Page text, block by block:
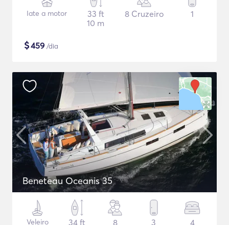
Iate a motor
33 ft
10 m
8 Cruzeiro 1
$459 /dia
Beneteau Oceanis 35
Veleiro
34 ft
8 3 4